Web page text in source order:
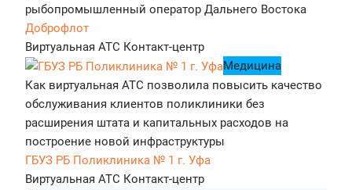
рыбопромышленный оператор Дальнего Востока
Доброфлот
Виртуальная АТС Контакт-центр
Медицина
Как виртуальная АТС позволила повысить качество
обслуживания клиентов поликлиники без
расширения штата и капитальных расходов на
построение новой инфраструктуры
ГБУЗ РБ Поликлиника № 1 г. Уфа
Виртуальная АТС Контакт-центр